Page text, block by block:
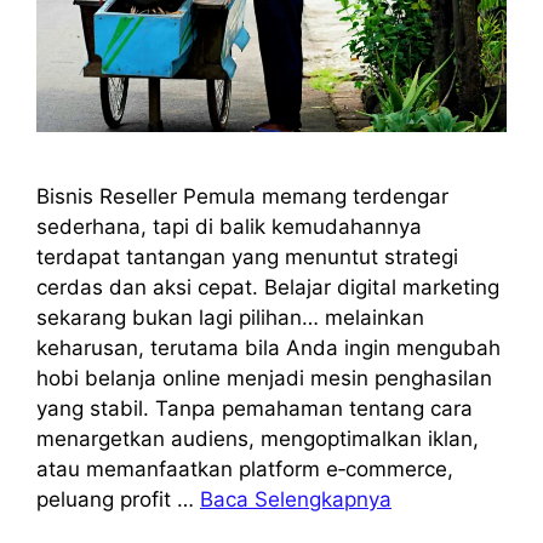
Bisnis Reseller Pemula memang terdengar
sederhana, tapi di balik kemudahannya
terdapat tantangan yang menuntut strategi
cerdas dan aksi cepat. Belajar digital marketing
sekarang bukan lagi pilihan… melainkan
keharusan, terutama bila Anda ingin mengubah
hobi belanja online menjadi mesin penghasilan
yang stabil. Tanpa pemahaman tentang cara
menargetkan audiens, mengoptimalkan iklan,
atau memanfaatkan platform e‑commerce,
peluang profit … Baca Selengkapnya